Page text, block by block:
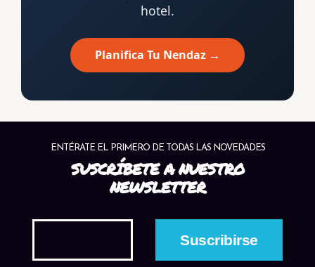
hotel.
Planifica Tu Nendaz →
ENTÉRATE EL PRIMERO DE TODAS LAS NOVEDADES
SUSCRÍBETE A NUESTRO
NEWSLETTER